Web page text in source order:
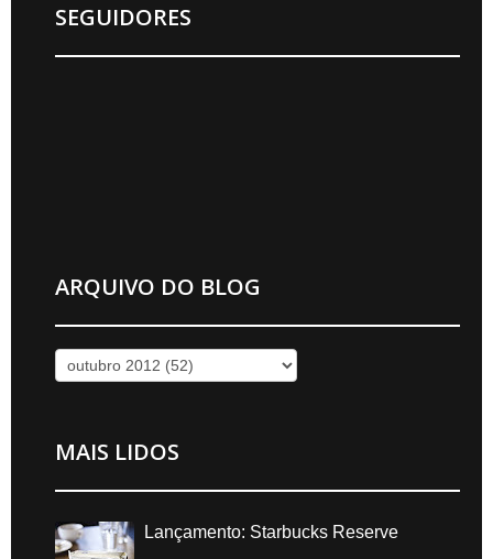
SEGUIDORES
ARQUIVO DO BLOG
MAIS LIDOS
Lançamento: Starbucks Reserve